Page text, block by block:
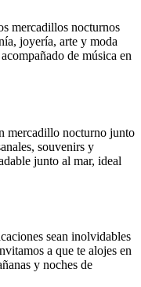
mercadillos nocturnos
joyería, arte y moda
de música en
mercadillo nocturno junto
souvenirs y
junto al mar, ideal
sean inolvidables
a que te alojes en
y noches de